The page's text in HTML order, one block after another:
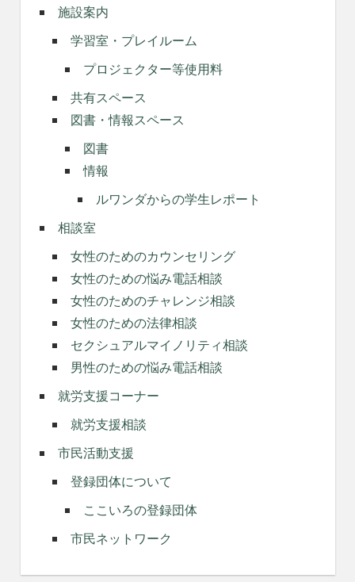
施設案内
学習室・プレイルーム
プロジェクター等使用料
共有スペース
図書・情報スペース
図書
情報
ルワンダからの学生レポート
相談室
女性のためのカウンセリング
女性のための悩み電話相談
女性のためのチャレンジ相談
女性のための法律相談
セクシュアルマイノリティ相談
男性のための悩み電話相談
就労支援コーナー
就労支援相談
市民活動支援
登録団体について
ここいろの登録団体
市民ネットワーク